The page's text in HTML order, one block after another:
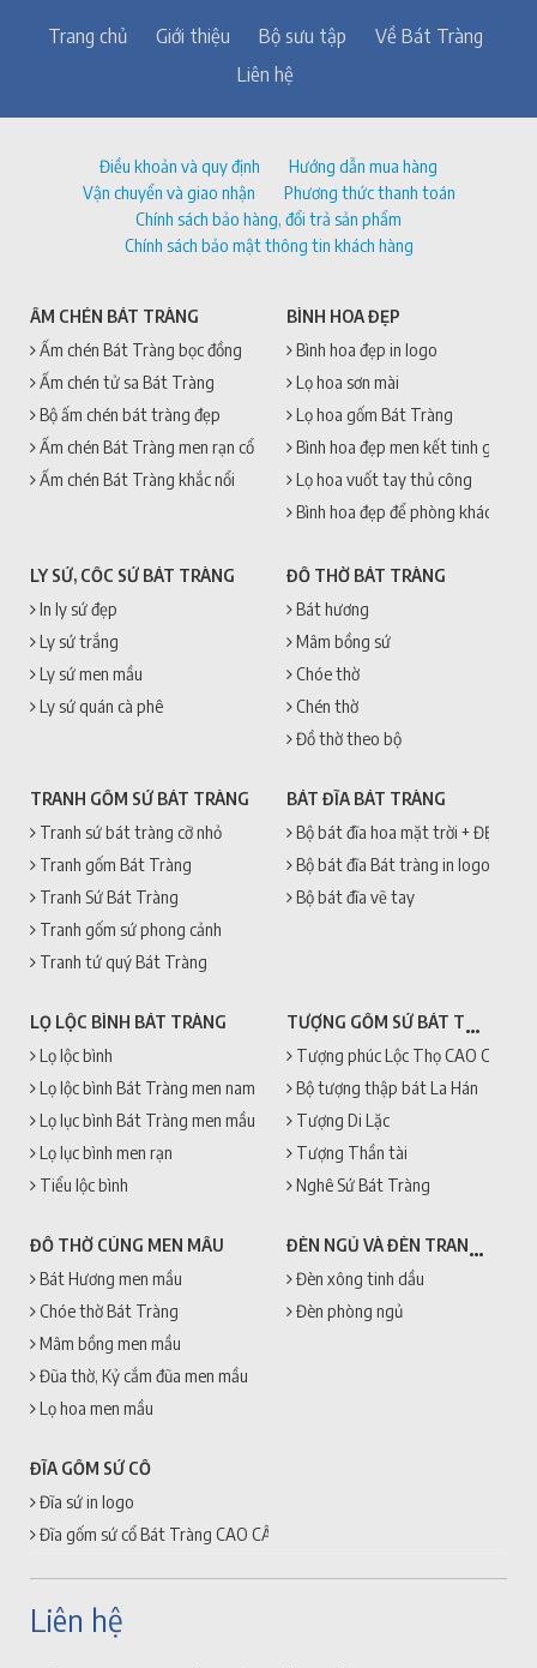
Trang chủ Giới thiệu Bộ sưu tập
Về Bát Tràng
Liên hệ
Điều khoản và quy định
Hướng dẫn mua hàng
Vận chuyển và giao nhận
Phương thức thanh toán
Chính sách bảo hàng, đổi trả sản phẩm
Chính sách bảo mật thông tin khách hàng
ẤM CHÉN BÁT TRÀNG
Ấm chén Bát Tràng bọc đồng
Ấm chén tử sa Bát Tràng
Bộ ấm chén bát tràng đẹp
Ấm chén Bát Tràng men rạn cổ
Ấm chén Bát Tràng khắc nổi
BÌNH HOA ĐẸP
Bình hoa đẹp in logo
Lọ hoa sơn mài
Lọ hoa gốm Bát Tràng
Bình hoa đẹp men kết tinh gốm
Lọ hoa vuốt tay thủ công
Bình hoa đẹp để phòng khách
LY SỨ, CỐC SỨ BÁT TRÀNG
In ly sứ đẹp
Ly sứ trắng
Ly sứ men mầu
Ly sứ quán cà phê
ĐỒ THỜ BÁT TRÀNG
Bát hương
Mâm bồng sứ
Chóe thờ
Chén thờ
Đồ thờ theo bộ
TRANH GỐM SỨ BÁT TRÀNG
Tranh sứ bát tràng cỡ nhỏ
Tranh gốm Bát Tràng
Tranh Sứ Bát Tràng
Tranh gốm sứ phong cảnh
Tranh tứ quý Bát Tràng
BÁT ĐĨA BÁT TRÀNG
Bộ bát đĩa hoa mặt trời + ĐẸP +
Bộ bát đĩa Bát tràng in logo
Bộ bát đĩa vẽ tay
LỌ LỘC BÌNH BÁT TRÀNG
Lọ lộc bình
Lọ lộc bình Bát Tràng men nam
Lọ lục bình Bát Tràng men mầu
Lọ lục bình men rạn
Tiểu lộc bình
TƯỢNG GỐM SỨ BÁT TRÀNG
Tượng phúc Lộc Thọ CAO CẤP +
Bộ tượng thập bát La Hán
Tượng Di Lặc
Tượng Thần tài
Nghê Sứ Bát Tràng
ĐỒ THỜ CÚNG MEN MẦU
Bát Hương men mầu
Chóe thờ Bát Tràng
Mâm bồng men mầu
Đũa thờ, Kỷ cắm đũa men mầu
Lọ hoa men mầu
ĐÈN NGỦ VÀ ĐÈN TRANG TRÍ
Đèn xông tinh dầu
Đèn phòng ngủ
ĐĨA GỐM SỨ CỔ
Đĩa sứ in logo
Đĩa gốm sứ cổ Bát Tràng CAO CẤP + GIÁ RẺ
Liên hệ